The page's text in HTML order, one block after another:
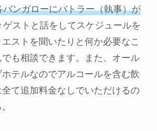
バンガローにバトラー（執事）が
ゲストと話をしてスケジュールを
ストを聞いたりと何か必要なこ
も相談できます。また、オール
テルなのでアルコールを含む飲
て追加料金なしでいただけるの